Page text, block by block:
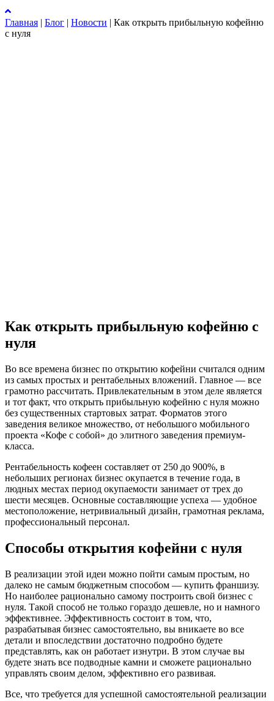
Главная | Блог | Новости | Как открыть прибыльную кофейню
с нуля
Как открыть прибыльную кофейню с
нуля
Во все времена бизнес по открытию кофейни считался одним
из самых простых и рентабельных вложений. Главное — все
грамотно рассчитать. Привлекательным в этом деле является
и тот факт, что открыть прибыльную кофейню с нуля можно
без существенных стартовых затрат. Форматов этого
заведения великое множество, от небольшого мобильного
проекта «Кофе с собой» до элитного заведения премиум-
класса.
Рентабельность кофеен составляет от 250 до 900%, в
небольших регионах бизнес окупается в течение года, в
людных местах период окупаемости занимает от трех до
шести месяцев. Основные составляющие успеха — удобное
местоположение, нетривиальный дизайн, грамотная реклама,
профессиональный персонал.
Способы открытия кофейни с нуля
В реализации этой идеи можно пойти самым простым, но
далеко не самым бюджетным способом — купить франшизу.
Но наиболее рационально самому построить свой бизнес с
нуля. Такой способ не только гораздо дешевле, но и намного
эффективнее. Эффективность состоит в том, что,
разрабатывая бизнес самостоятельно, вы вникаете во все
детали и впоследствии достаточно подробно будете
представлять, как он работает изнутри. В этом случае вы
будете знать все подводные камни и сможете рационально
управлять своим делом, эффективно его развивая.
Все, что требуется для успешной самостоятельной реализации